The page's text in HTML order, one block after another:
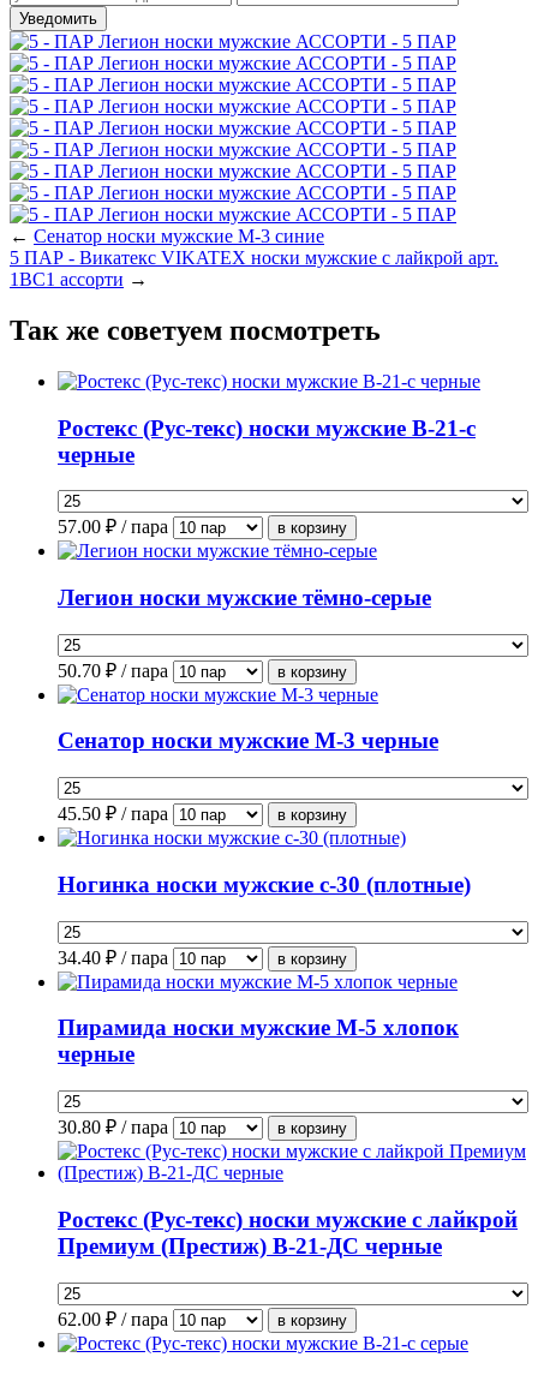
← Сенатор носки мужские М-3 синие
5 ПАР - Викатекс VIKATEX носки мужские с лайкрой арт.
1ВС1 ассорти →
Так же советуем посмотреть
Ростекс (Рус-текс) носки мужские В-21-с
черные
57.00 ₽ / пара
Легион носки мужские тёмно-серые
50.70 ₽ / пара
Сенатор носки мужские М-3 черные
45.50 ₽ / пара
Ногинка носки мужские с-30 (плотные)
34.40 ₽ / пара
Пирамида носки мужские М-5 хлопок
черные
30.80 ₽ / пара
Ростекс (Рус-текс) носки мужские с лайкрой
Премиум (Престиж) В-21-ДС черные
62.00 ₽ / пара